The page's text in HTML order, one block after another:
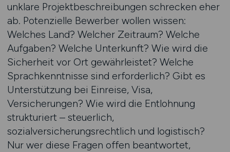
unklare Projektbeschreibungen schrecken eher
ab. Potenzielle Bewerber wollen wissen:
Welches Land? Welcher Zeitraum? Welche
Aufgaben? Welche Unterkunft? Wie wird die
Sicherheit vor Ort gewährleistet? Welche
Sprachkenntnisse sind erforderlich? Gibt es
Unterstützung bei Einreise, Visa,
Versicherungen? Wie wird die Entlohnung
strukturiert – steuerlich,
sozialversicherungsrechtlich und logistisch?
Nur wer diese Fragen offen beantwortet,